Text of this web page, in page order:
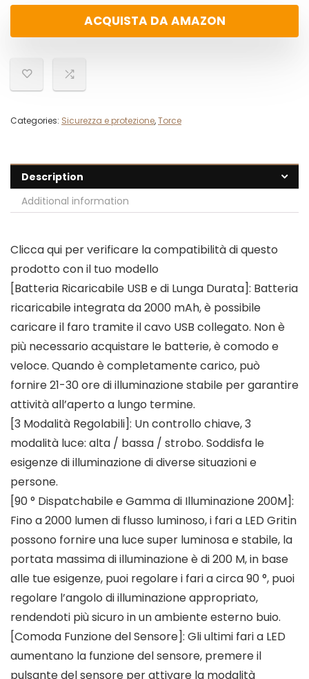
ACQUISTA DA AMAZON
Categories: Sicurezza e protezione,Torce
Description
Additional information
Clicca qui per verificare la compatibilità di questo
prodotto con il tuo modello
[Batteria Ricaricabile USB e di Lunga Durata]: Batteria
ricaricabile integrata da 2000 mAh, è possibile
caricare il faro tramite il cavo USB collegato. Non è
più necessario acquistare le batterie, è comodo e
veloce. Quando è completamente carico, può
fornire 21-30 ore di illuminazione stabile per garantire
attività all’aperto a lungo termine.
[3 Modalità Regolabili]: Un controllo chiave, 3
modalità luce: alta / bassa / strobo. Soddisfa le
esigenze di illuminazione di diverse situazioni e
persone.
[90 ° Dispatchabile e Gamma di Illuminazione 200M]:
Fino a 2000 lumen di flusso luminoso, i fari a LED Gritin
possono fornire una luce super luminosa e stabile, la
portata massima di illuminazione è di 200 M, in base
alle tue esigenze, puoi regolare i fari a circa 90 °, puoi
regolare l’angolo di illuminazione appropriato,
rendendoti più sicuro in un ambiente esterno buio.
[Comoda Funzione del Sensore]: Gli ultimi fari a LED
aumentano la funzione del sensore, premere il
pulsante del sensore per attivare la modalità